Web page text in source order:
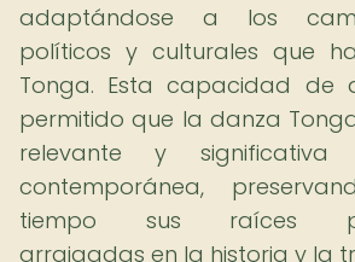
adaptándose a los
políticos y culturales que
Tonga. Esta capacidad de
permitido que la danza
relevante y
contemporánea,
tiempo sus raíces
arraigadas en la historia y la